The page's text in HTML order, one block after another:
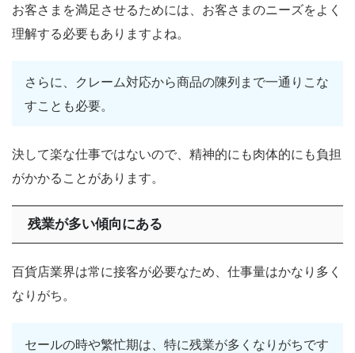
お客さまを満足させるためには、お客さまのニーズをよく
理解する必要もありますよね。
さらに、クレーム対応から商品の陳列まで一通りこな
すことも必要。
決して楽な仕事ではないので、精神的にも肉体的にも負担
がかかることがあります。
残業が多い傾向にある
百貨店業界は常に接客が必要なため、仕事量はかなり多く
なりがち。
セールの時や繁忙期は、特に残業が多くなりがちです